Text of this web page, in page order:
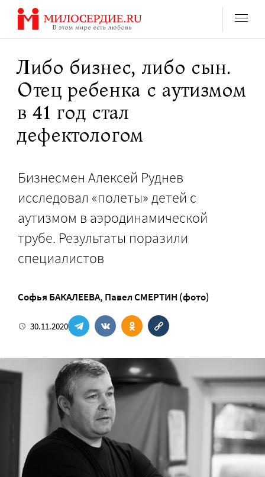
Перейти
содержанию
Либо бизнес, либо сын.
Отец ребенка с аутизмом
в 41 год стал
дефектологом
Бизнесмен Алексей Руднев
исследовал «полеты» детей с
аутизмом в аэродинамической
трубе. Результаты поразили
специалистов
Софья БАКАЛЕЕВА, Павел СМЕРТИН (фото)
30.11.2020